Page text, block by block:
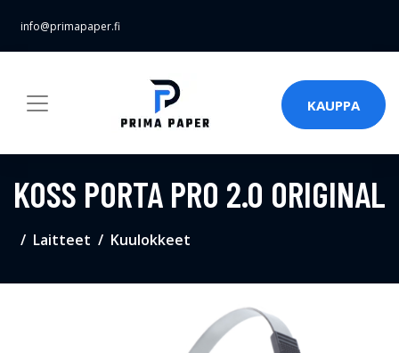
info@primapaper.fi
KAUPPA
KOSS PORTA PRO 2.0 ORIGINAL
Laitteet Kuulokkeet